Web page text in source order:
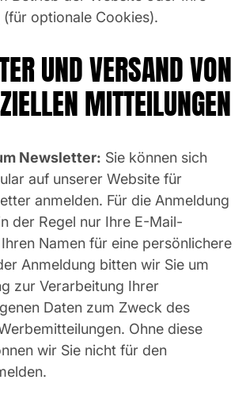
(für optionale Cookies).
UND VERSAND VON
MITTEILUNGEN
Newsletter: Sie können sich
auf unserer Website für
anmelden. Für die Anmeldung
der Regel nur Ihre E-Mail-
Namen für eine persönlichere
Anmeldung bitten wir Sie um
zur Verarbeitung Ihrer
Daten zum Zweck des
Ohne diese
wir Sie nicht für den